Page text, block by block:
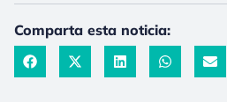
Comparta esta noticia: